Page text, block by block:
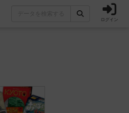
ログイン